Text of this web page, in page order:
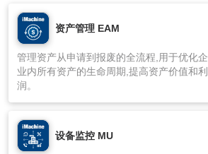
资产管理 EAM
管理资产从申请到报废的全流程,用于优化企
业内所有资产的生命周期,提高资产价值和利
润。
设备监控 MU